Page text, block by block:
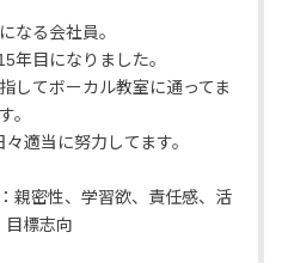
なる会社員。
年目になりました。
してボーカル教室に通ってま
す。
適当に努力してます。
親密性、学習欲、責任感、活
目標志向